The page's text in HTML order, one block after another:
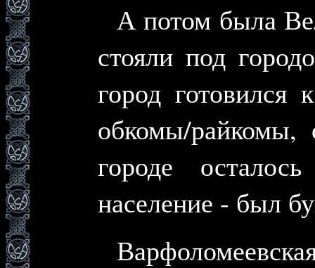
А потом была
стояли под
город
обкомы/райкомы,
городе
население - был